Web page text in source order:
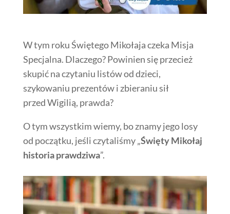
W tym roku Świętego Mikołaja czeka Misja
Specjalna. Dlaczego? Powinien się przecież
skupić na czytaniu listów od dzieci,
szykowaniu prezentów i zbieraniu sił
przed Wigilią, prawda?
O tym wszystkim wiemy, bo znamy jego losy
od początku, jeśli czytaliśmy „Święty Mikołaj
historia prawdziwa”.